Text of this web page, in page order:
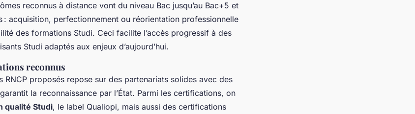
reconnus à distance vont du niveau Bac jusqu’au Bac+5 et
: acquisition, perfectionnement ou réorientation professionnelle
des formations Studi. Ceci facilite l’accès progressif à des
Studi adaptés aux enjeux d’aujourd’hui.
reconnus
RNCP proposés repose sur des partenariats solides avec des
la reconnaissance par l’État. Parmi les certifications, on
qualité Studi, le label Qualiopi, mais aussi des certifications